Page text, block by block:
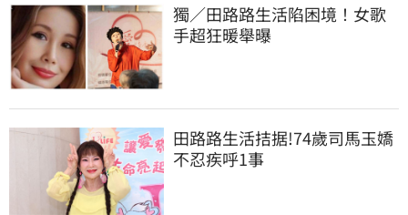
獨／田路路生活陷困境！女歌
手超狂暖舉曝
田路路生活拮据!74歲司馬玉嬌
不忍疾呼1事